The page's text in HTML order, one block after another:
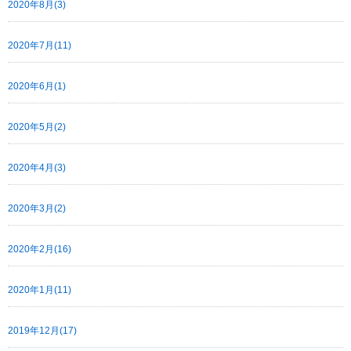
2020年8月(3)
2020年7月(11)
2020年6月(1)
2020年5月(2)
2020年4月(3)
2020年3月(2)
2020年2月(16)
2020年1月(11)
2019年12月(17)